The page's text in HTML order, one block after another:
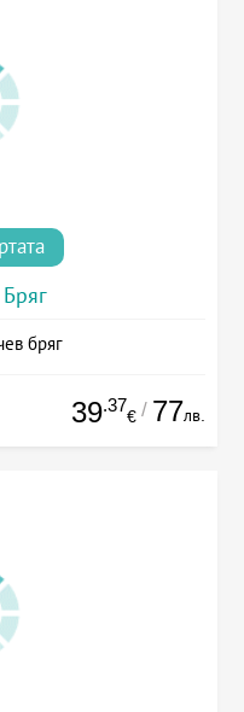
бряг
39.37
€ / 77лв.